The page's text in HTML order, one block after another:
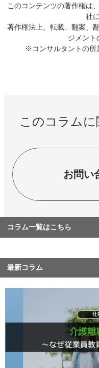
このコンテンツの著作権は
社
著作権法上、転載、翻案、
ジメント
※コンサルタントの所
このコラム
お問い
コラム一覧はこちら
最新コラム